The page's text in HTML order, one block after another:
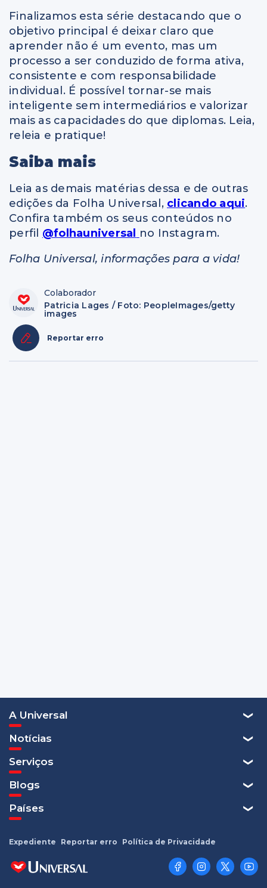
Finalizamos esta série destacando que o
objetivo principal é deixar claro que
aprender não é um evento, mas um
processo a ser conduzido de forma ativa,
consistente e com responsabilidade
individual. É possível tornar-se mais
inteligente sem intermediários e valorizar
mais as capacidades do que diplomas. Leia,
releia e pratique!
Saiba mais
Leia as demais matérias dessa e de outras
edições da Folha Universal, clicando aqui.
Confira também os seus conteúdos no
perfil @folhauniversal
no Instagram.
Folha Universal, informações para a vida!
Colaborador
Patricia Lages / Foto: PeopleImages/getty
images
Reportar erro
A Universal
Notícias
Serviços
Blogs
Países
Expediente Reportar erro Política de Privacidade